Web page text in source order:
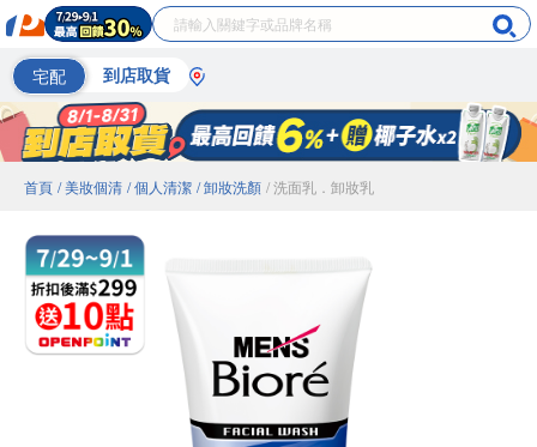
宅配 到店取貨
首頁 / 美妝個清 / 個人清潔 / 卸妝洗顏 / 洗面乳．卸妝乳